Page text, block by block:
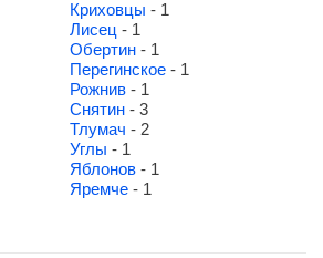
Криховцы - 1
Лисец - 1
Обертин - 1
Перегинское - 1
Рожнив - 1
Снятин - 3
Тлумач - 2
Углы - 1
Яблонов - 1
Яремче - 1